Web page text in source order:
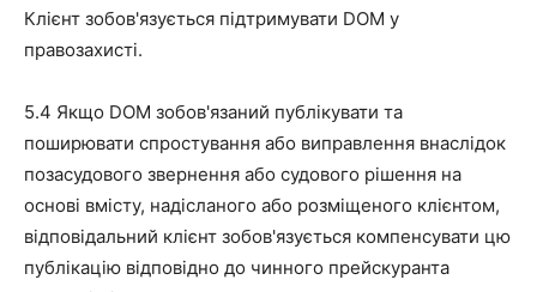
Клієнт зобов'язується підтримувати DOM у
правозахисті.
5.4 Якщо DOM зобов'язаний публікувати та
поширювати спростування або виправлення внаслідок
позасудового звернення або судового рішення на
основі вмісту, надісланого або розміщеного клієнтом,
відповідальний клієнт зобов'язується компенсувати цю
публікацію відповідно до чинного прейскуранта